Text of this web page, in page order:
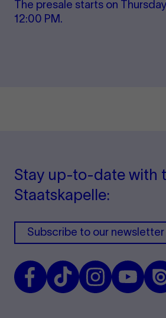
The pre­s­ale starts on
12:00 PM.
Stay up-to-date with
Staatskapelle:
Subscribe to our newsletter
FacebookTikTok InstagramYoutube